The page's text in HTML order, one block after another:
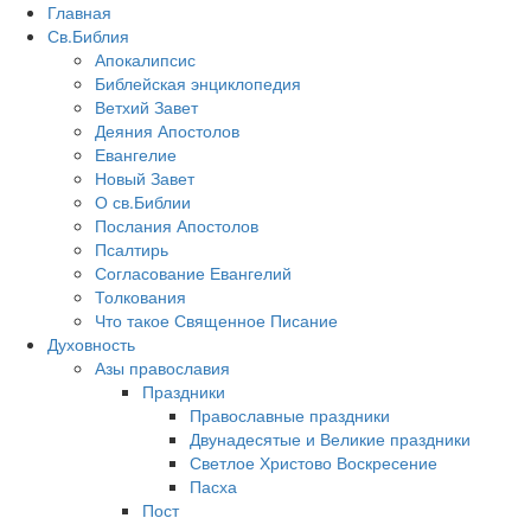
Главная
Св.Библия
Апокалипсис
Библейская энциклопедия
Ветхий Завет
Деяния Апостолов
Евангелие
Новый Завет
О св.Библии
Послания Апостолов
Псалтирь
Согласование Евангелий
Толкования
Что такое Священное Писание
Духовность
Азы православия
Праздники
Православные праздники
Двунадесятые и Великие праздники
Светлое Христово Воскресение
Пасха
Пост